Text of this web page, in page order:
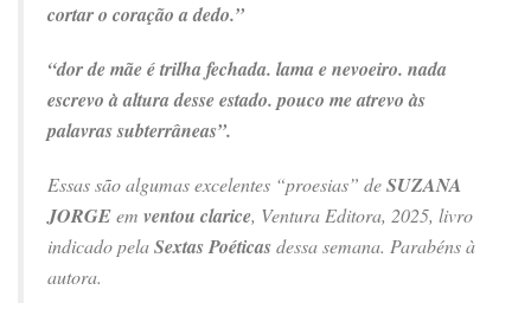
cortar o coração a dedo.”
“dor de mãe é trilha fechada. lama e nevoeiro. nada
escrevo à altura desse estado. pouco me atrevo às
palavras subterrâneas”.
Essas são algumas excelentes “proesias” deSUZANA
JORGEem ventou clarice, Ventura Editora, 2025, livro
indicado pelaSextas Poéticasdessa semana. Parabéns à
autora.